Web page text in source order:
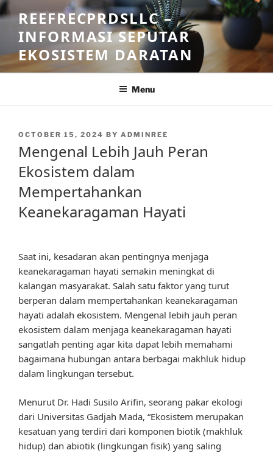
Skip
to
content
REEFRECPRDSLLC –
INFORMASI SEPUTAR
EKOSISTEM DARATAN
Menu
POSTED
OCTOBER 15, 2024 BY ADMINREE
Mengenal Lebih Jauh Peran
Ekosistem dalam
Mempertahankan
Keanekaragaman Hayati
Saat ini, kesadaran akan pentingnya menjaga
keanekaragaman hayati semakin meningkat di
kalangan masyarakat. Salah satu faktor yang turut
berperan dalam mempertahankan keanekaragaman
hayati adalah ekosistem. Mengenal lebih jauh peran
ekosistem dalam menjaga keanekaragaman hayati
sangatlah penting agar kita dapat lebih memahami
bagaimana hubungan antara berbagai makhluk hidup
dalam lingkungan tersebut.
Menurut Dr. Hadi Susilo Arifin, seorang pakar ekologi
dari Universitas Gadjah Mada, “Ekosistem merupakan
kesatuan yang terdiri dari komponen biotik (makhluk
hidup) dan abiotik (lingkungan fisik) yang saling